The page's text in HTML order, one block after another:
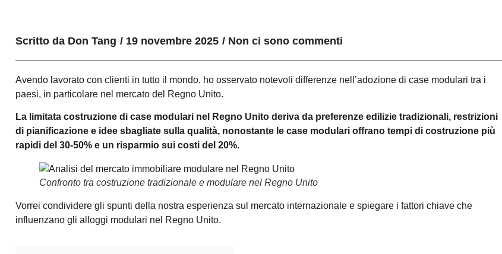
Scritto da Don Tang / 19 novembre 2025 / Non ci sono commenti
Avendo lavorato con clienti in tutto il mondo, ho osservato notevoli differenze nell’adozione di case modulari tra i
paesi, in particolare nel mercato del Regno Unito.
La limitata costruzione di case modulari nel Regno Unito deriva da preferenze edilizie tradizionali, restrizioni
di pianificazione e idee sbagliate sulla qualità, nonostante le case modulari offrano tempi di costruzione più
rapidi del 30-50% e un risparmio sui costi del 20%.
Confronto tra costruzione tradizionale e modulare nel Regno Unito
Vorrei condividere gli spunti della nostra esperienza sul mercato internazionale e spiegare i fattori chiave che
influenzano gli alloggi modulari nel Regno Unito.